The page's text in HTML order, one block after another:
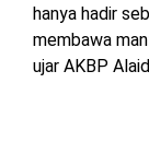
hanya hadir
membawa
ujar AKBP